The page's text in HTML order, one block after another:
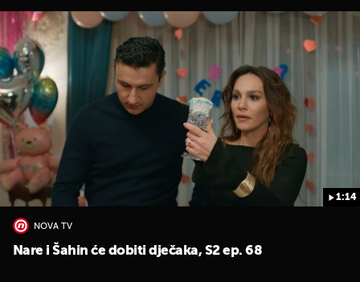
1:14
NOVA TV
Nare i Šahin će dobiti dječaka, S2 ep. 68